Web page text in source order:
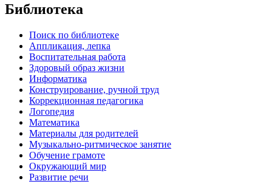
Библиотека
Поиск по библиотеке
Аппликация, лепка
Воспитательная работа
Здоровый образ жизни
Информатика
Конструирование, ручной труд
Коррекционная педагогика
Логопедия
Математика
Материалы для родителей
Музыкально-ритмическое занятие
Обучение грамоте
Окружающий мир
Развитие речи